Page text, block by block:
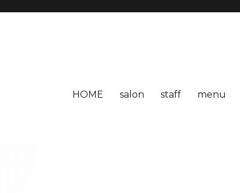
HOME salon staff menu